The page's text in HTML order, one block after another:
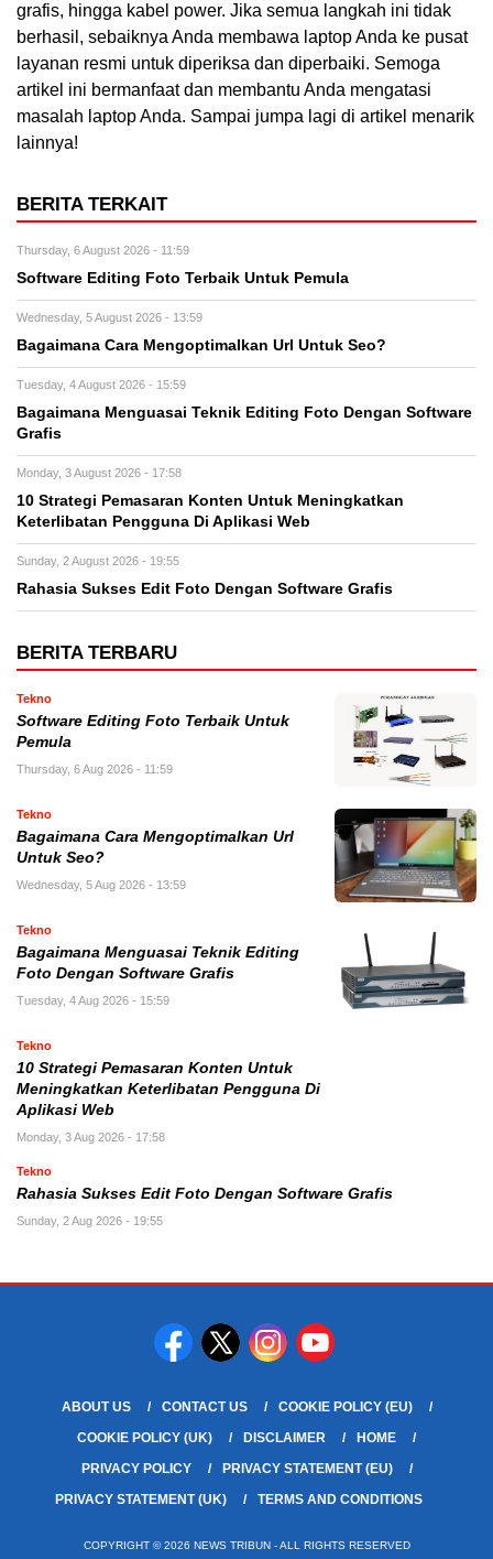
grafis, hingga kabel power. Jika semua langkah ini tidak
berhasil, sebaiknya Anda membawa laptop Anda ke pusat
layanan resmi untuk diperiksa dan diperbaiki. Semoga
artikel ini bermanfaat dan membantu Anda mengatasi
masalah laptop Anda. Sampai jumpa lagi di artikel menarik
lainnya!
BERITA TERKAIT
Thursday, 6 August 2026 - 11:59
Software Editing Foto Terbaik Untuk Pemula
Wednesday, 5 August 2026 - 13:59
Bagaimana Cara Mengoptimalkan Url Untuk Seo?
Tuesday, 4 August 2026 - 15:59
Bagaimana Menguasai Teknik Editing Foto Dengan Software
Grafis
Monday, 3 August 2026 - 17:58
10 Strategi Pemasaran Konten Untuk Meningkatkan
Keterlibatan Pengguna Di Aplikasi Web
Sunday, 2 August 2026 - 19:55
Rahasia Sukses Edit Foto Dengan Software Grafis
BERITA TERBARU
Tekno
Software Editing Foto Terbaik Untuk
Pemula
Thursday, 6 Aug 2026 - 11:59
Tekno
Bagaimana Cara Mengoptimalkan Url
Untuk Seo?
Wednesday, 5 Aug 2026 - 13:59
Tekno
Bagaimana Menguasai Teknik Editing
Foto Dengan Software Grafis
Tuesday, 4 Aug 2026 - 15:59
Tekno
10 Strategi Pemasaran Konten Untuk
Meningkatkan Keterlibatan Pengguna Di
Aplikasi Web
Monday, 3 Aug 2026 - 17:58
Tekno
Rahasia Sukses Edit Foto Dengan Software Grafis
Sunday, 2 Aug 2026 - 19:55
ABOUT US CONTACT US
COOKIE POLICY (EU)
COOKIE POLICY (UK)
DISCLAIMER
HOME
PRIVACY POLICY
PRIVACY STATEMENT (EU)
PRIVACY STATEMENT (UK)
TERMS AND CONDITIONS
COPYRIGHT © 2026 NEWS TRIBUN - ALL RIGHTS RESERVED